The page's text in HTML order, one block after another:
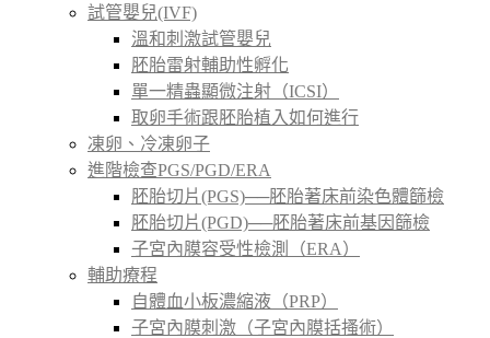
試管嬰兒(IVF)
溫和刺激試管嬰兒
胚胎雷射輔助性孵化
單一精蟲顯微注射（ICSI）
取卵手術跟胚胎植入如何進行
凍卵、冷凍卵子
進階檢查PGS/PGD/ERA
胚胎切片(PGS)──胚胎著床前染色體篩檢
胚胎切片(PGD)──胚胎著床前基因篩檢
子宮內膜容受性檢測（ERA）
輔助療程
自體血小板濃縮液（PRP）
子宮內膜刺激（子宮內膜括搔術）